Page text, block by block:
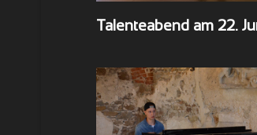
Talenteabend am 22.